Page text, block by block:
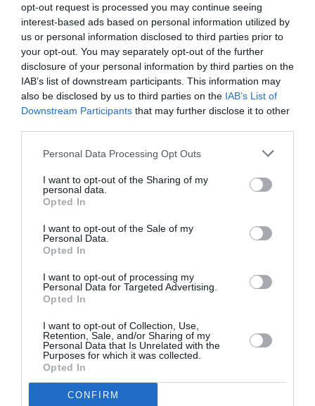
opt-out request is processed you may continue seeing
interest-based ads based on personal information utilized by
us or personal information disclosed to third parties prior to
your opt-out. You may separately opt-out of the further
disclosure of your personal information by third parties on the
IAB’s list of downstream participants. This information may
also be disclosed by us to third parties on the IAB’s List of
Downstream Participants that may further disclose it to other
Personal Data Processing Opt Outs
I want to opt-out of the Sharing of my
personal data.
Opted In
I want to opt-out of the Sale of my
Personal Data.
Opted In
I want to opt-out of processing my
Personal Data for Targeted Advertising.
Opted In
I want to opt-out of Collection, Use,
Retention, Sale, and/or Sharing of my
Personal Data that Is Unrelated with the
Purposes for which it was collected.
Opted In
CONFIRM
Après Emirates, Lufthansa remet en cause la réception
de Boeing 777-9 déjà construits
Copaa commenté l'article :
Pointe‑à‑Pitre – Panama City : Air France ouvre un pont
histoire de l'aviation
CIEL : ROGER SOMMER
FAIT ENCORE
L’ACTUALITÉ